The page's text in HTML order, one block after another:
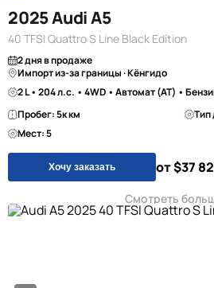
2025 Audi A5
40 TFSI Quattro S Line Black Edition
2 дня в продаже
Импорт из-за границы · Кёнгидо
2 L • 204 л.с. • 4WD • Автомат (AT) •
Пробег: 5к км
Тип
Мест: 5
Хочу заказать от $37
Смотреть